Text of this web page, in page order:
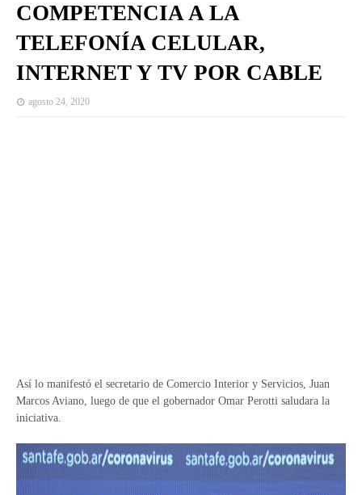
COMPETENCIA A LA
TELEFONÍA CELULAR,
INTERNET Y TV POR CABLE
agosto 24, 2020
Así lo manifestó el secretario de Comercio Interior y Servicios, Juan
Marcos Aviano, luego de que el gobernador Omar Perotti saludara la
iniciativa.